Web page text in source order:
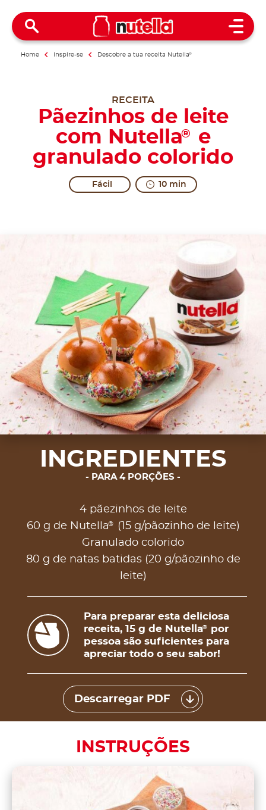
Open
Home Inspire-se Descobre a tua receita Nutella®
RECEITA
Pãezinhos de leite
com Nutella®
e
granulado colorido
Fácil 10 min
INGREDIENTES
PARA 4 PORÇÕES
4 pãezinhos de leite
60 g de Nutella®
(15 g/pãozinho de leite)
Granulado colorido
80 g de natas batidas (20 g/pãozinho de
leite)
Para preparar esta deliciosa
receita, 15 g de Nutella®
por
pessoa são suficientes para
apreciar todo o seu sabor!
Descarregar PDF
INSTRUÇÕES